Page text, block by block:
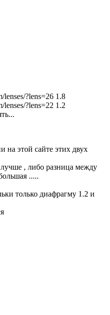
?lens=26 1.8
?lens=22 1.2
на этой сайте этих двух
, либо разница между
.....
только диафрагму 1.2 и